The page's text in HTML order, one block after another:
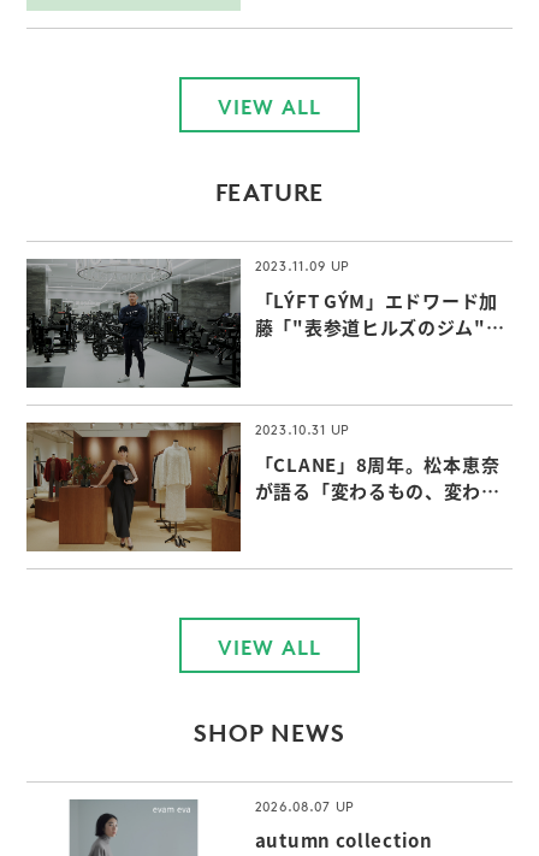
VIEW ALL
FEATURE
2023.11.09
「LÝFT GÝM」エドワード加
藤「"表参道ヒルズのジム"な
2023.10.31
「CLANE」8周年。松本恵奈
が語る「変わるもの、変わら
VIEW ALL
SHOP NEWS
2026.08.07
autumn collection